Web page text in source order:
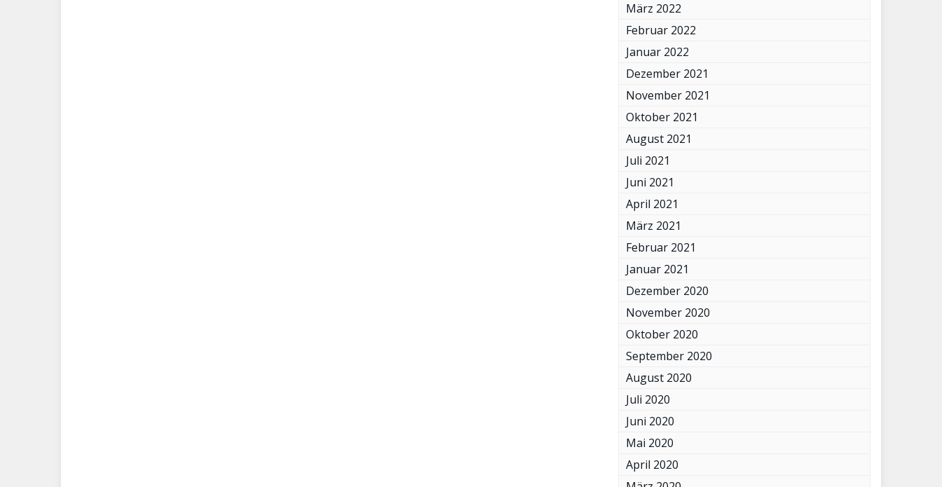
März 2022
Februar 2022
Januar 2022
Dezember 2021
November 2021
Oktober 2021
August 2021
Juli 2021
Juni 2021
April 2021
März 2021
Februar 2021
Januar 2021
Dezember 2020
November 2020
Oktober 2020
September 2020
August 2020
Juli 2020
Juni 2020
Mai 2020
April 2020